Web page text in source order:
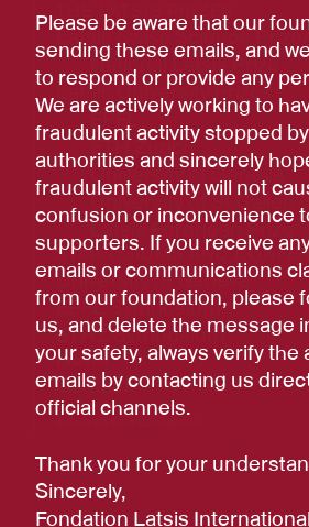
THE LATSIS PRIZES
Latsis Swiss Science Prize/
National Latsis Prize
Latsis University Prizes
EPFL
ETH Zurich
University of Geneva
University of St.Gallen
Latsis European Prize
SYMPOSIUMS AND
University of Geneva
EPFL Symposium
ETHZ Symposium
News
Contact
Photo:
Please be aware that our
sending these emails, and
to respond or provide any
We are actively working to
fraudulent activity stopped
authorities and sincerely
fraudulent activity will not
confusion or inconvenience
supporters. If you receive
emails or communications
from our foundation, please
us, and delete the message
your safety, always verify the
emails by contacting us
official channels.
Thank you for your
Sincerely,
Fondation Latsis